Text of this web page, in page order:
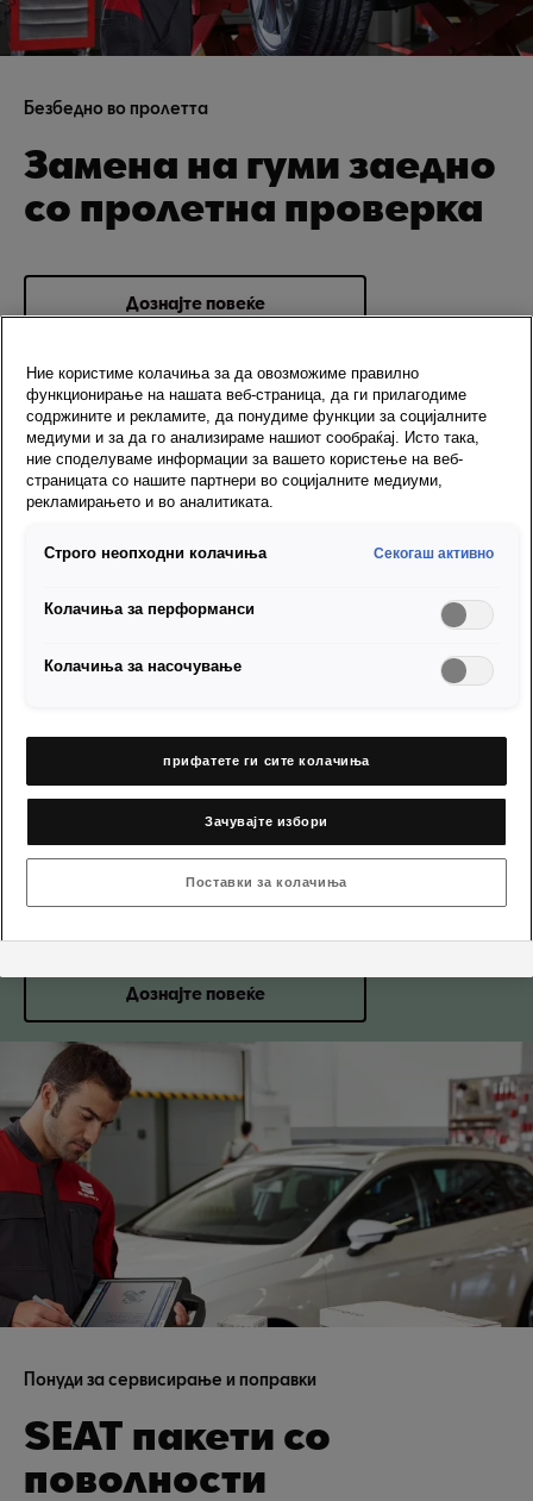
Безбедно во пролетта
Замена на гуми заедно
со пролетна проверка
Дознајте повеќе
Проверка на клима-
уреди и чистење на
клима-уредите
За да ја почнете пролетта без грижи, Ве чекаат голем број
Дознајте повеќе
Понуди за сервисирање и поправки
SEAT пакети со
поволности
Ние користиме колачиња за да овозможиме правилно
функционирање на нашата веб-страница, да ги прилагодиме
содржините и рекламите, да понудиме функции за социјалните
медиуми и за да го анализираме нашиот сообраќај. Исто така,
ние споделуваме информации за вашето користење на веб-
страницата со нашите партнери во социјалните медиуми,
рекламирањето и во аналитиката.
Строго неопходни колачиња Секогаш активно
Колачиња за перформанси
Колачиња за насочување
прифатете ги сите колачиња
Зачувајте избори
Поставки за колачиња